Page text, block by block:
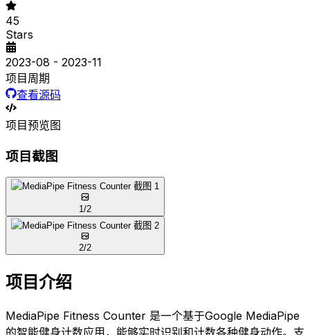
45
Stars
2023-08 - 2023-11
项目周期
查看源码
项目预览图
项目截图
1/2
2/2
项目介绍
MediaPipe Fitness Counter 是一个基于Google MediaPipe
的智能健身计数应用，能够实时识别和计数各种健身动作。支